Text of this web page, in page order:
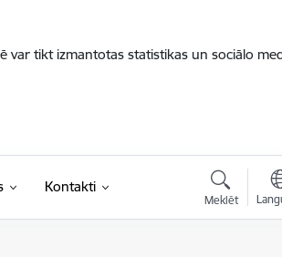
var tikt izmantotas statistikas un sociālo
Kontakti
Meklēt